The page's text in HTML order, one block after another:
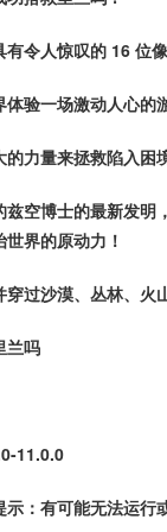
有令人惊叹的 16 位
验一场激动人心的
力量来拯救陷入困
兹空博士的最新发明
界的原动力！
过沙漠、丛林、火
兰吗
11.0.0
示：有可能无法运